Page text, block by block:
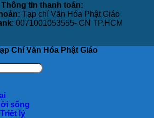
Thông tin thanh toán:
Tạp chí Văn Hóa Phật Giáo
: 0071001053555- CN TP.HCM
Chí Văn Hóa Phật Giáo
sống
lý